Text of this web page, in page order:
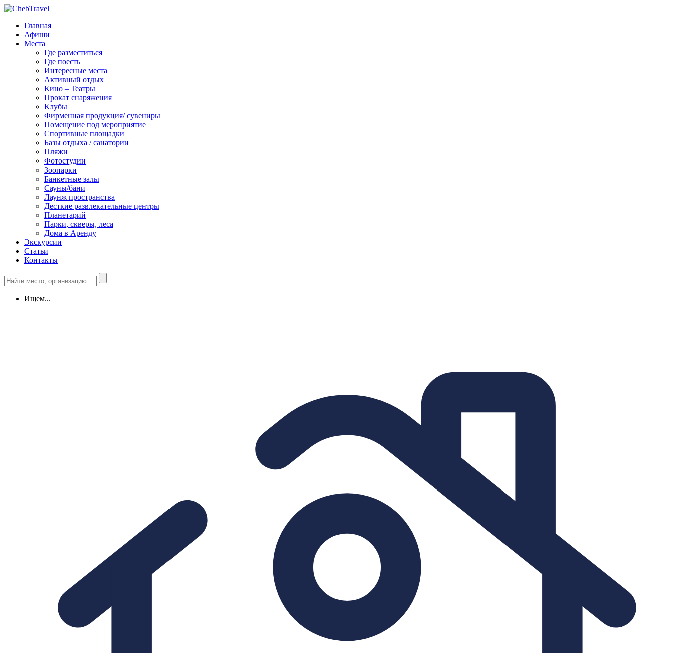
Главная
Афиши
Места
Где разместиться
Где поесть
Интересные места
Активный отдых
Кино – Театры
Прокат снаряжения
Клубы
Фирменная продукция/ сувениры
Помещение под мероприятие
Спортивные площадки
Базы отдыха / санатории
Пляжи
Фотостудии
Зоопарки
Банкетные залы
Сауны/бани
Лаунж пространства
Десткие развлекательные центры
Планетарий
Парки, скверы, леса
Дома в Аренду
Экскурсии
Статьи
Контакты
Ищем...